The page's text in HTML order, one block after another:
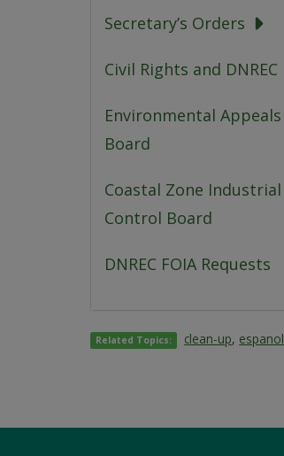
Secretary’s Orders
Civil Rights and DNREC
Environmental Appeals
Board
Coastal Zone Industrial
Control Board
DNREC FOIA Requests
Related Topics: clean-up, espanol